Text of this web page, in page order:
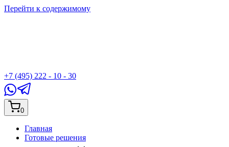
Перейти к содержимому
+7 (495) 222 - 10 - 30
0
Главная
Готовые решения